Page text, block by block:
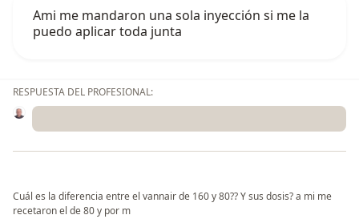
Ami me mandaron una sola inyección si me la
puedo aplicar toda junta
RESPUESTA DEL PROFESIONAL:
Cuál es la diferencia entre el vannair de 160 y 80?? Y sus dosis? a mi me
recetaron el de 80 y por m